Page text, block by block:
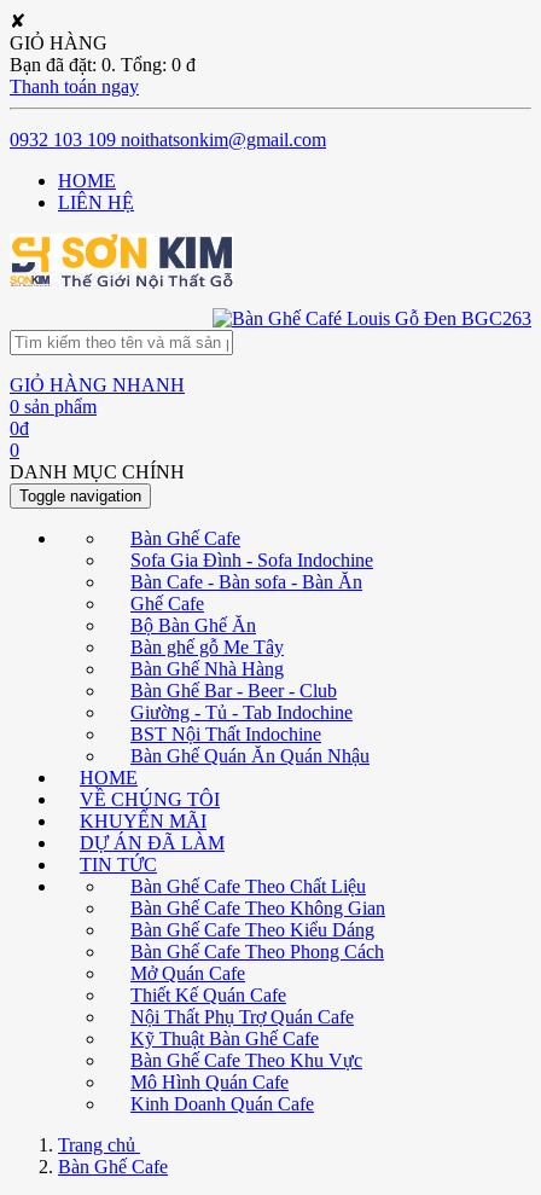
✘
GIỎ HÀNG
Bạn đã đặt: 0. Tổng: 0 đ
Thanh toán ngay
0932 103 109 noithatsonkim@gmail.com
HOME
LIÊN HỆ
GIỎ HÀNG NHANH
0 sản phẩm
0đ
0
DANH MỤC CHÍNH
Toggle navigation
Bàn Ghế Cafe
Sofa Gia Đình - Sofa Indochine
Bàn Cafe - Bàn sofa - Bàn Ăn
Ghế Cafe
Bộ Bàn Ghế Ăn
Bàn ghế gỗ Me Tây
Bàn Ghế Nhà Hàng
Bàn Ghế Bar - Beer - Club
Giường - Tủ - Tab Indochine
BST Nội Thất Indochine
Bàn Ghế Quán Ăn Quán Nhậu
HOME
VỀ CHÚNG TÔI
KHUYẾN MÃI
DỰ ÁN ĐÃ LÀM
TIN TỨC
Bàn Ghế Cafe Theo Chất Liệu
Bàn Ghế Cafe Theo Không Gian
Bàn Ghế Cafe Theo Kiểu Dáng
Bàn Ghế Cafe Theo Phong Cách
Mở Quán Cafe
Thiết Kế Quán Cafe
Nội Thất Phụ Trợ Quán Cafe
Kỹ Thuật Bàn Ghế Cafe
Bàn Ghế Cafe Theo Khu Vực
Mô Hình Quán Cafe
Kinh Doanh Quán Cafe
Trang chủ
Bàn Ghế Cafe